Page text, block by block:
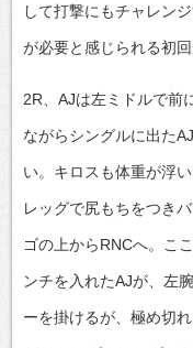
して打撃にもチャレン
が必要と感じられる初回
2R、AJは左ミドルで前
ながらシングルに出た
い。キロスも体重が浮
レッグで尻もちをつき
ゴの上からRNCへ。こ
ンチを入れたAJが、左
ーを掛けるが、極め切